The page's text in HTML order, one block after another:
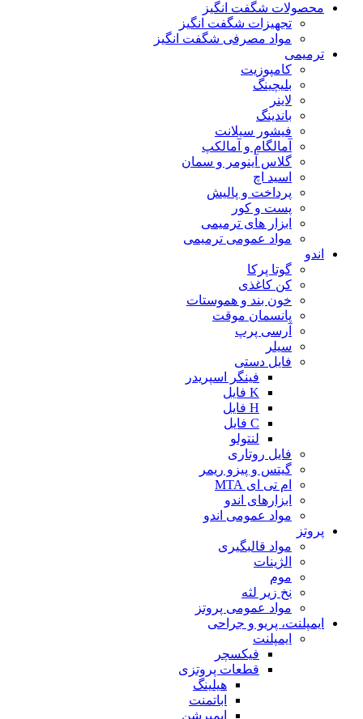
محصولات شگفت انگیز
تجهیزات شگفت انگیز
مواد مصرفی شگفت انگیز
ترمیمی
کامپوزیت
بلیچینگ
لاینر
باندینگ
فیشور سیلانت
آمالگام و آمالکپ
گلاس آینومر و سمان
اسید اچ
پرداخت و پالیش
پست و کور
ابزار های ترمیمی
مواد عمومی ترمیمی
اندو
گوتا پرکا
کن کاغذی
خون بند و هموستات
پانسمان موقت
آرسی پرپ
سیلر
فایل دستی
فینگر اسپریدر
K فایل
H فایل
C فایل
لنتولو
فایل روتاری
گیتس و پیزو ریمر
ام تی ای MTA
ابزارهای اندو
مواد عمومی اندو
پروتز
مواد قالبگیری
الژینات
موم
نخ زیر لثه
مواد عمومی پروتز
ایمپلنت، پریو و جراحی
ایمپلنت
فیکسچر
قطعات پروتزی
هیلینگ
اباتمنت
ایمپرشن